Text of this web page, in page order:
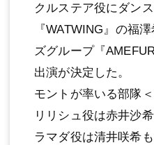
クルステア役にダン
『WATWING』の福
ズグループ『
出演が決定した。
モントが率いる部隊
リリシュ役は⾚井沙
ラマダ役は清井咲希